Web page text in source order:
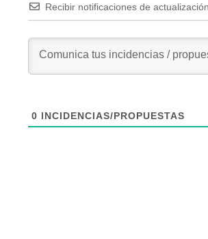
Recibir notificaciones de
0 INCIDENCIAS/PROPUESTAS